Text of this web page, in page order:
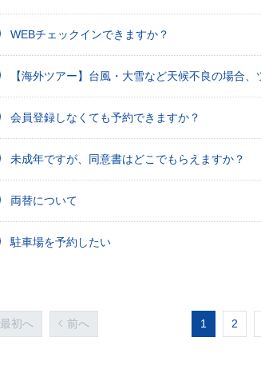
WEBチェックインできますか？
【海外ツアー】台風・大雪など天候不良の場合
会員登録しなくても予約できますか？
未成年ですが、同意書はどこでもらえますか？
両替について
駐車場を予約したい
最初へ 前へ 1 2